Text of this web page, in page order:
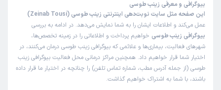
بیوگرافی و معرفی زینب طوسی
این صفحه مثل سایت نوبت‌دهی اینترنتی زینب طوسی (Zeinab Tousi)
عمل می‌کند و اطلاعات ایشان را به شما نمایش می‌دهد. در ادامه به بررسی
بیوگرافی زینب طوسی خواهیم پرداخت و اطلاعاتی را در زمینه تخصص‌ها،
شهرهای فعالیت، بیماری‌ها و علائمی که بیوگرافی زینب طوسی درمان می‌کنند، در
اختیار شما قرار خواهیم داد. همچنین مراکز درمانی محل فعالیت بیوگرافی زینب
طوسی (از جمله آدرس مطب، شماره تماس تلفن) را چنانچه در اختیار ما قرار داده
باشند، با شما به اشتراک خواهیم گذاشت.